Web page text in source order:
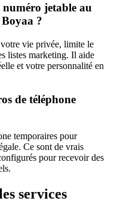
jetable au
?
vie privée, limite le
listes marketing. Il aide
et votre personnalité en
de téléphone
temporaires pour
Ce sont de vrais
pour recevoir des
services